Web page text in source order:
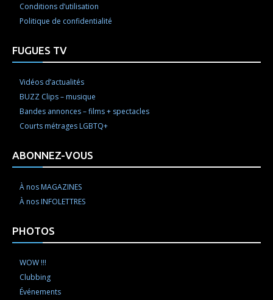
Conditions d’utilisation
Politique de confidentialité
FUGUES TV
Vidéos d’actualités
BUZZ Clips – musique
Bandes annonces – films + spectacles
Courts métrages LGBTQ+
ABONNEZ-VOUS
À nos MAGAZINES
À nos INFOLETTRES
PHOTOS
WOW !!!
Clubbing
Événements